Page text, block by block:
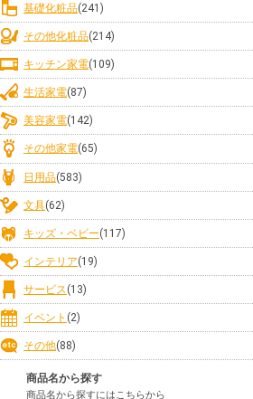
基礎化粧品(241)
その他化粧品(214)
キッチン家電(109)
生活家電(87)
美容家電(142)
その他家電(65)
日用品(583)
文具(62)
キッズ・ベビー(117)
インテリア(19)
サービス(13)
イベント (2)
その他(88)
商品名から探す
商品名から探すにはこちらから